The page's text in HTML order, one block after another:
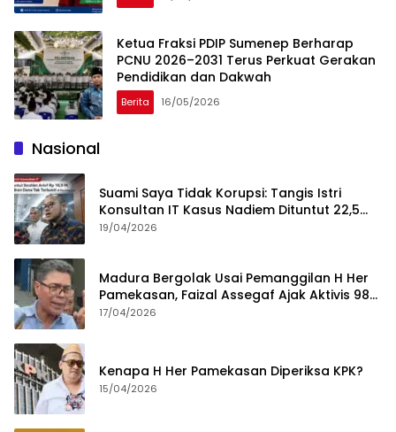
Ketua Fraksi PDIP Sumenep Berharap
PCNU 2026–2031 Terus Perkuat Gerakan
Pendidikan dan Dakwah
Berita 16/05/2026
Nasional
Suami Saya Tidak Korupsi: Tangis Istri
Konsultan IT Kasus Nadiem Dituntut 22,5
Tahun
19/04/2026
Madura Bergolak Usai Pemanggilan H Her
Pamekasan, Faizal Assegaf Ajak Aktivis 98
Bongkar Permainan KPK
17/04/2026
Kenapa H Her Pamekasan Diperiksa KPK?
15/04/2026